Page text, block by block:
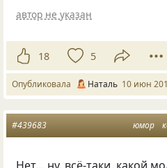
автор не указан
18 5
Опубликовала Наталь 10 июн
юмор
#439683